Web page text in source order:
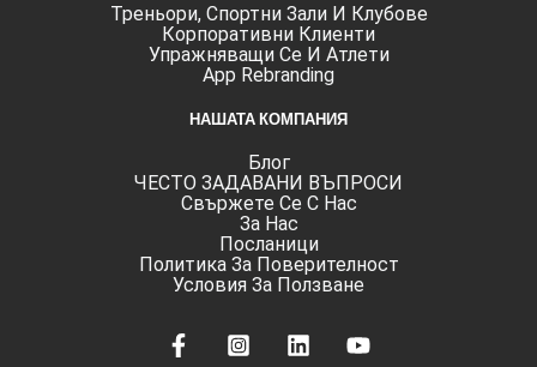
Треньори, Спортни Зали И Клубове
Корпоративни Клиенти
Упражняващи Се И Атлети
App Rebranding
НАШАТА КОМПАНИЯ
Блог
ЧЕСТО ЗАДАВАНИ ВЪПРОСИ
Свържете Се С Нас
За Нас
Посланици
Политика За Поверителност
Условия За Ползване